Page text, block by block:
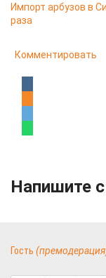
Импорт арбузов в
раза
Комментировать
Напишите
Гость